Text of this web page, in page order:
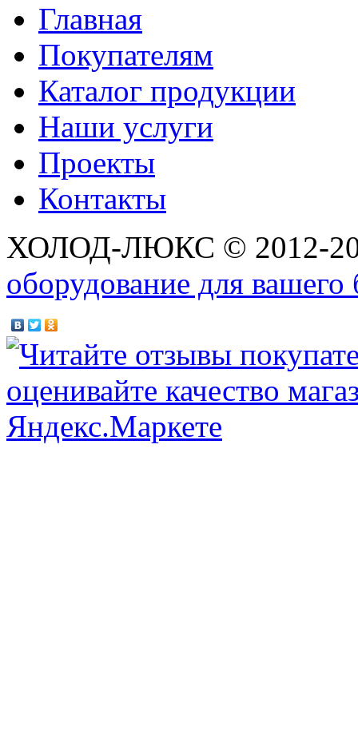
Главная
Покупателям
Каталог продукции
Наши услуги
Проекты
Контакты
ХОЛОД-ЛЮКС © 2012-
оборудование для вашего